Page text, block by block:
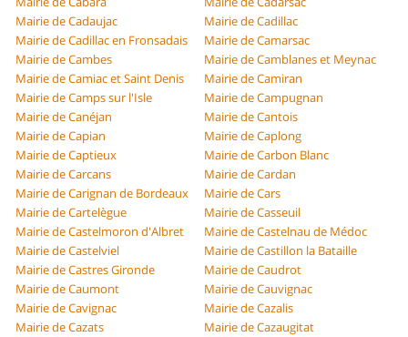
Mairie de Cadaujac
Mairie de Cadillac
Mairie de Cadillac en Fronsadais
Mairie de Camarsac
Mairie de Cambes
Mairie de Camblanes et Meynac
Mairie de Camiac et Saint Denis
Mairie de Camiran
Mairie de Camps sur l'Isle
Mairie de Campugnan
Mairie de Canéjan
Mairie de Cantois
Mairie de Capian
Mairie de Caplong
Mairie de Captieux
Mairie de Carbon Blanc
Mairie de Carcans
Mairie de Cardan
Mairie de Carignan de Bordeaux
Mairie de Cars
Mairie de Cartelègue
Mairie de Casseuil
Mairie de Castelmoron d'Albret
Mairie de Castelnau de Médoc
Mairie de Castelviel
Mairie de Castillon la Bataille
Mairie de Castres Gironde
Mairie de Caudrot
Mairie de Caumont
Mairie de Cauvignac
Mairie de Cavignac
Mairie de Cazalis
Mairie de Cazats
Mairie de Cazaugitat